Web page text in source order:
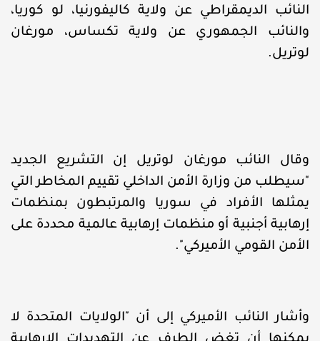
النائب الديمقراطي عن ولاية كاليفورنيا، لو كوريا،
والنائب الجمهوري عن ولاية تكساس، مورغان
لوتريل.
وقال النائب مورغان لوتريل إن التشريع الجديد
"سيطلب من وزارة الأمن الداخلي تقييم المخاطر التي
يمثلها الأفراد في سوريا والمرتبطون بمنظمات
إرهابية أجنبية أو منظمات إرهابية عالمية محددة على
الأمن القومي الأميركي".
وأشار النائب الأميركي إلى أن "الولايات المتحدة لا